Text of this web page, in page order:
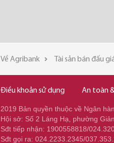
Về Agribank Tài sản bán đấu
Điều khoản sử dụng An toàn
2019 Bản quyền thuộc về Ngân
Hội sở: Số 2 Láng Hạ, phường
Sđt tiếp nhận: 1900558818/
Sđt gọi ra: 024.2233.2345/